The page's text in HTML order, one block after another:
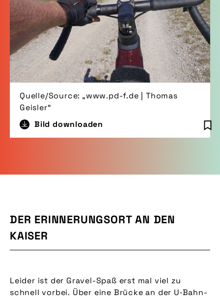
Quelle/Source: „www.pd-f.de | Thomas
Geisler“
Bild downloaden
DER ERINNERUNGSORT AN DEN
KAISER
Leider ist der Gravel-Spaß erst mal viel zu
schnell vorbei. Über eine Brücke an der U‑Bahn-